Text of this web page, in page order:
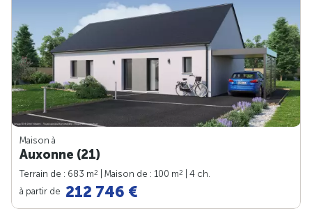
Maison à
Auxonne (21)
Terrain de : 683 m2 | Maison de : 100 m2
| 4 ch.
à partir de 212 746 €